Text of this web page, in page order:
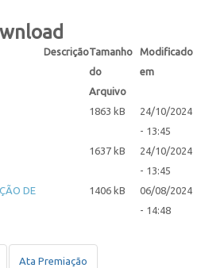
DescriçãoTamanho
do
Arquivo
Modificado
em
1863 kB
24/10/2024
- 13:45
1637 kB
24/10/2024
- 13:45
DE
1406 kB
06/08/2024
- 14:48
Ata Premiação